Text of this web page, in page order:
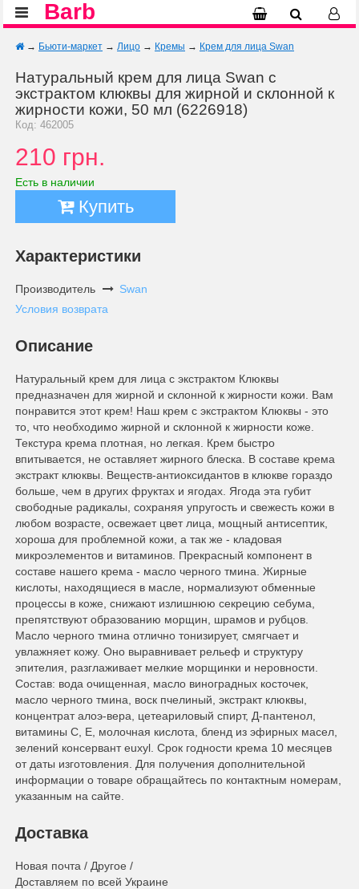
Barb
→ Бьюти-маркет → Лицо → Кремы → Крем для лица Swan
Натуральный крем для лица Swan с
экстрактом клюквы для жирной и склонной к
жирности кожи, 50 мл (6226918)
Код: 462005
210 грн.
Есть в наличии
Купить
Характеристики
Производитель
Swan
Условия возврата
Описание
Натуральный крем для лица с экстрактом Клюквы
предназначен для жирной и склонной к жирности кожи. Вам
понравится этот крем! Наш крем с экстрактом Клюквы - это
то, что необходимо жирной и склонной к жирности коже.
Текстура крема плотная, но легкая. Крем быстро
впитывается, не оставляет жирного блеска. В составе крема
экстракт клюквы. Веществ-антиоксидантов в клюкве гораздо
больше, чем в других фруктах и ягодах. Ягода эта губит
свободные радикалы, сохраняя упругость и свежесть кожи в
любом возрасте, освежает цвет лица, мощный антисептик,
хороша для проблемной кожи, а так же - кладовая
микроэлементов и витаминов. Прекрасный компонент в
составе нашего крема - масло черного тмина. Жирные
кислоты, находящиеся в масле, нормализуют обменные
процессы в коже, снижают излишнюю секрецию себума,
препятствуют образованию морщин, шрамов и рубцов.
Масло черного тмина отлично тонизирует, смягчает и
увлажняет кожу. Оно выравнивает рельеф и структуру
эпителия, разглаживает мелкие морщинки и неровности.
Состав: вода очищенная, масло виноградных косточек,
масло черного тмина, воск пчелиный, экстракт клюквы,
концентрат алоэ-вера, цетеариловый спирт, Д-пантенол,
витамины С, Е, молочная кислота, бленд из эфирных масел,
зелений консервант euxyl. Срок годности крема 10 месяцев
от даты изготовления. Для получения дополнительной
информации о товаре обращайтесь по контактным номерам,
указанным на сайте.
Доставка
Новая почта / Другое /
Доставляем по всей Украине